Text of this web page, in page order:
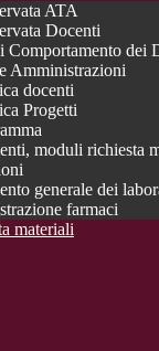
ATA
Docenti
Comportamento dei
Amministrazioni
docenti
Progetti
moduli richiesta
generale dei
farmaci
materiali